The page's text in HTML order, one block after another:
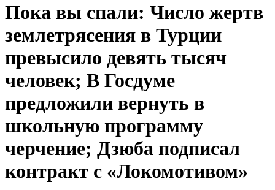
Пока вы спали: Число жертв
землетрясения в Турции
превысило девять тысяч
человек; В Госдуме
предложили вернуть в
школьную программу
черчение; Дзюба подписал
контракт с «Локомотивом»